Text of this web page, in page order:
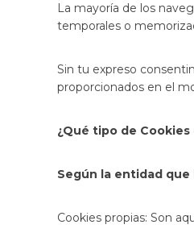
La mayoría de los
temporales o
Sin tu expreso
proporcionados en el
¿Qué tipo de
Según la entidad que
Cookies propias: Son